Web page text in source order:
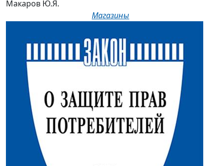
Макаров Ю.Я.
Магазины